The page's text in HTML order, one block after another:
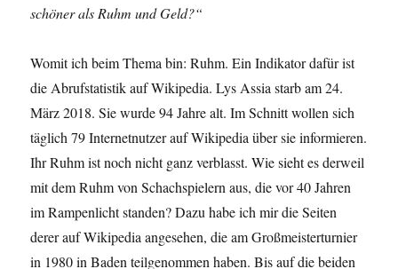
schöner als Ruhm und Geld?“
Womit ich beim Thema bin: Ruhm. Ein Indikator dafür ist
die Abrufstatistik auf Wikipedia. Lys Assia starb am 24.
März 2018. Sie wurde 94 Jahre alt. Im Schnitt wollen sich
täglich 79 Internetnutzer auf Wikipedia über sie informieren.
Ihr Ruhm ist noch nicht ganz verblasst. Wie sieht es derweil
mit dem Ruhm von Schachspielern aus, die vor 40 Jahren
im Rampenlicht standen? Dazu habe ich mir die Seiten
derer auf Wikipedia angesehen, die am Großmeisterturnier
in 1980 in Baden teilgenommen haben. Bis auf die beiden